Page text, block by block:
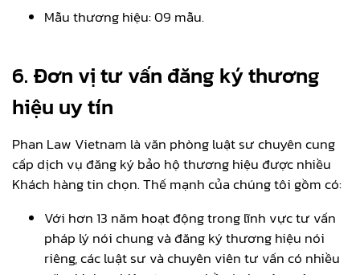
Mẫu thương hiệu: 09 mẫu.
6. Đơn vị tư vấn đăng ký thương
hiệu uy tín
Phan Law Vietnam là văn phòng luật sư chuyên cung
cấp dịch vụ đăng ký bảo hộ thương hiệu được nhiều
Khách hàng tin chọn. Thế mạnh của chúng tôi gồm có:
Với hơn 13 năm hoạt động trong lĩnh vực tư vấn
pháp lý nói chung và đăng ký thương hiệu nói
riêng, các luật sư và chuyên viên tư vấn có nhiều